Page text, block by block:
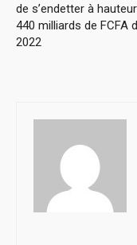
de s’endetter à
440 milliards de FCFA
2022